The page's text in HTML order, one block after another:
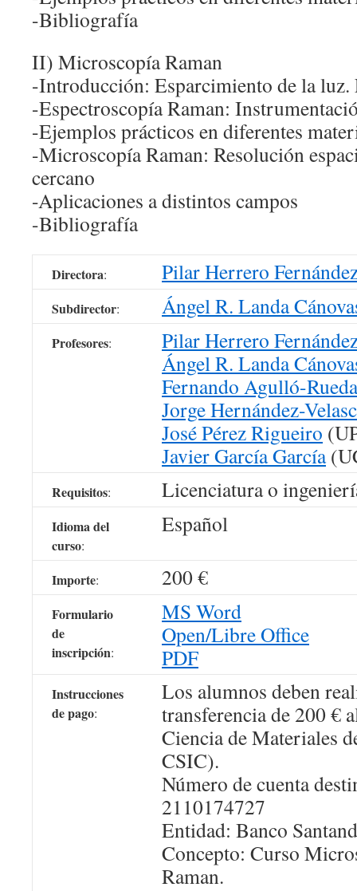
-Bibliografía
II) Microscopía Raman
-Introducción: Esparcimiento de la luz.
-Espectroscopía Raman:
-Ejemplos prácticos en diferentes
-Microscopía Raman: Resolución
cercano
-Aplicaciones a distintos campos
-Bibliografía
Directora: Pilar Herrero
Subdirector: Ángel R. Landa
Profesores:
Pilar Herrero
Ángel R. Landa
Fernando Agulló-Rueda
Jorge Hernández-
José Pérez Rigueiro
Javier García García
Requisitos: Licenciatura o
Idioma del
curso:
Español
Importe: 200 €
Formulario
de
inscripción:
MS Word
Open/Libre Office
PDF
Instrucciones
de pago:
Los alumnos deben
transferencia de 200 €
Ciencia de Materiales
CSIC).
Número de cuenta
2110174727
Entidad: Banco
Concepto: Curso
Raman.